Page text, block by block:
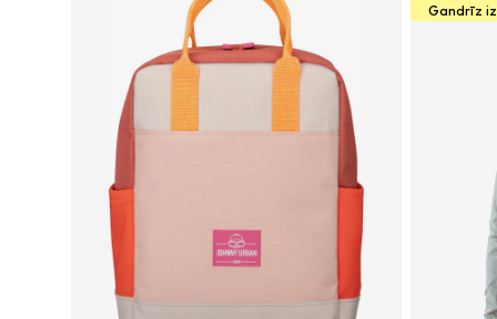
Gandrīz